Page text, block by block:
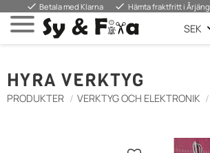
Menu
done Betala med Klarna done Hämta fraktfritt i Årjäng
HYRA VERKTYG
PRODUKTER VERKTYG OCH ELEKTRONIK